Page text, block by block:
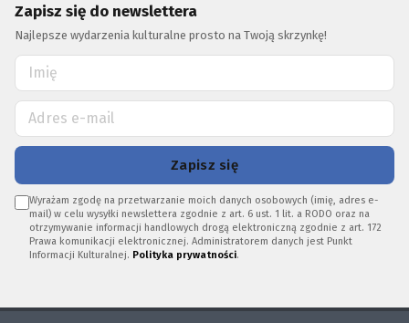
Zapisz się do newslettera
Najlepsze wydarzenia kulturalne prosto na Twoją skrzynkę!
Zapisz się
Wyrażam zgodę na przetwarzanie moich danych osobowych (imię, adres e-
mail) w celu wysyłki newslettera zgodnie z art. 6 ust. 1 lit. a RODO oraz na
otrzymywanie informacji handlowych drogą elektroniczną zgodnie z art. 172
Prawa komunikacji elektronicznej. Administratorem danych jest Punkt
Informacji Kulturalnej. Polityka prywatności.